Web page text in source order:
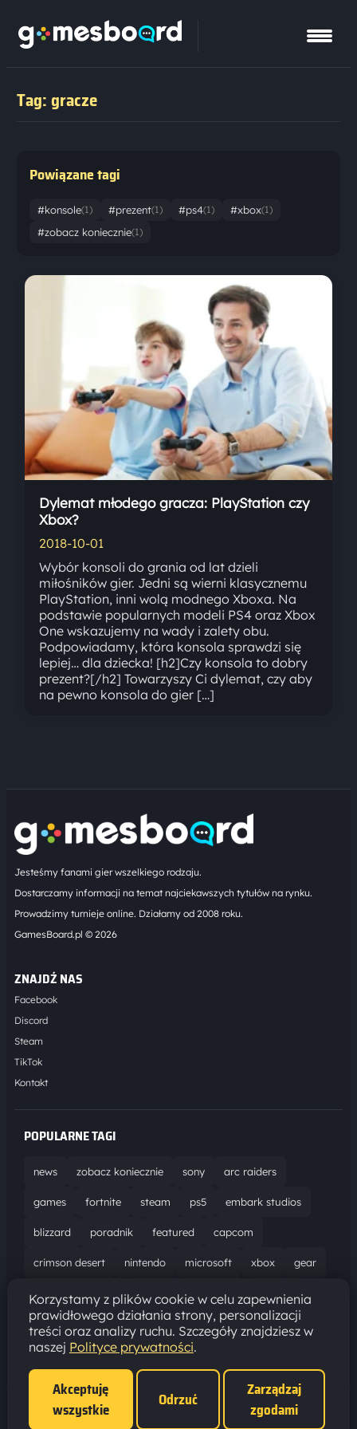
Tag: gracze
Powiązane tagi
#konsole(1) #prezent(1) #ps4(1) #xbox(1)
#zobacz koniecznie(1)
Dylemat młodego gracza: PlayStation czy
Xbox?
2018-10-01
Wybór konsoli do grania od lat dzieli
miłośników gier. Jedni są wierni klasycznemu
PlayStation, inni wolą modnego Xboxa. Na
podstawie popularnych modeli PS4 oraz Xbox
One wskazujemy na wady i zalety obu.
Podpowiadamy, która konsola sprawdzi się
lepiej… dla dziecka! [h2]Czy konsola to dobry
prezent?[/h2] Towarzyszy Ci dylemat, czy aby
na pewno konsola do gier […]
Jesteśmy fanami gier wszelkiego rodzaju.
Dostarczamy informacji na temat najciekawszych tytułów na rynku.
Prowadzimy turnieje online. Działamy od 2008 roku.
GamesBoard.pl © 2026
ZNAJDŹ NAS
Facebook
Discord
Steam
TikTok
Kontakt
POPULARNE TAGI
news zobacz koniecznie sony arc raiders
games fortnite steam ps5 embark studios
blizzard poradnik featured capcom
crimson desert nintendo microsoft xbox gear
world of warcraft solucja marathon ubisoft
bungie recenzja resident evil requiem gaming
aktualizacja pc epic games
Polityka prywatności ·
Korzystamy z plików cookie w celu zapewnienia
prawidłowego działania strony, personalizacji
treści oraz analizy ruchu. Szczegóły znajdziesz w
naszej Polityce prywatności.
Akceptuję
wszystkie
Odrzuć
Zarządzaj
zgodami